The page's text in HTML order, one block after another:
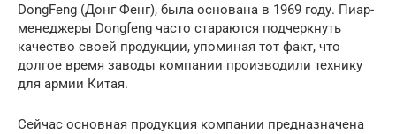
DongFeng (Донг Фенг), была основана в 1969 году. Пиар-
менеджеры Dongfeng часто стараются подчеркнуть
качество своей продукции, упоминая тот факт, что
долгое время заводы компании производили технику
для армии Китая.
Сейчас основная продукция компании предназначена